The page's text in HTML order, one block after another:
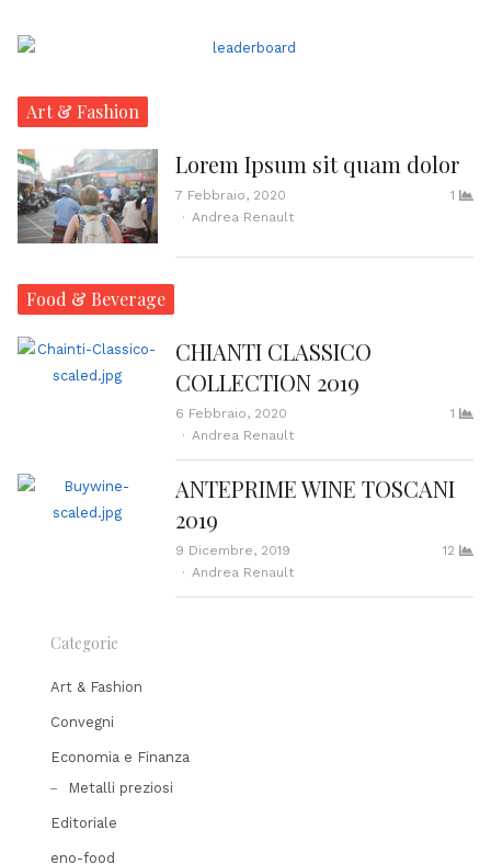
Art & Fashion
Lorem Ipsum sit quam dolor
7 Febbraio, 2020
Author
Andrea Renault
1
Food & Beverage
CHIANTI CLASSICO
COLLECTION 2019
6 Febbraio, 2020
Author
Andrea Renault
1
ANTEPRIME WINE TOSCANI
2019
9 Dicembre, 2019
Author
Andrea Renault
12
Categorie
Art & Fashion
Convegni
Economia e Finanza
Metalli preziosi
Editoriale
eno-food